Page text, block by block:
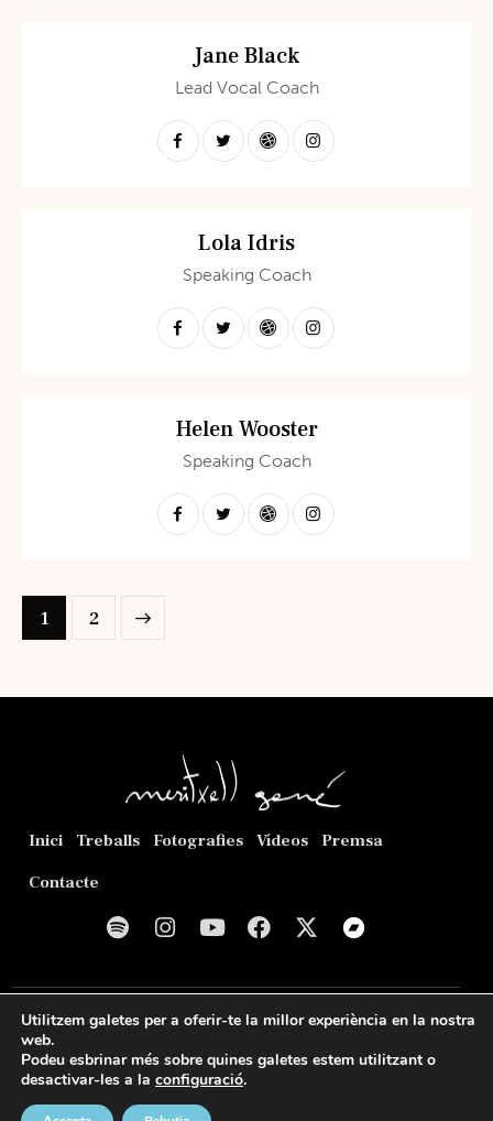
Jane Black
Lead Vocal Coach
Lola Idris
Speaking Coach
Helen Wooster
Speaking Coach
1 2
Inici Treballs Fotografies Vídeos
Premsa
Contacte
© 2026Meritxell Gené Poca. Web creada perRomeu
Política de privacitatPolítica de cookies
Utilitzem galetes per a oferir-te la millor experiència en la nostra
web.
Podeu esbrinar més sobre quines galetes estem utilitzant o
desactivar-les a la configuració.